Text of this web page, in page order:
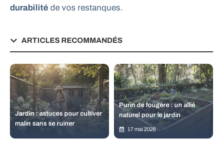
durabilité de vos restanques.
ARTICLES RECOMMANDÉS
Jardin : astuces pour cultiver
malin sans se ruiner
Purin de fougère : un allié
naturel pour le jardin
17 mai 2026